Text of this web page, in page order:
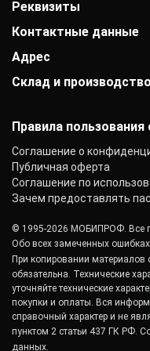
с подвижным верхним
конструкция, где в
радиус изгиба
деформацию. Это один
станков;
четко и быстро
с подвижным нижним
создания изгибов на
металлоконструкции;
со всеми
вид
использовать полный
Принцип
Выставки
Заказчики
Вакансии
Контакты
Оплата
Гарантии
Акции
Статьи
Реквизиты
АО «Райффайзенбанк»
Р/с:
К/с:
ОКПО: 40276717
Контактные данные
+7 (800) 333-41-10
График работы:
Адрес
улица Новаторов, 12/100
Склад и производство
Правила
Соглашение о
Публичная оферта
Соглашение по
Зачем предоставлять
© 1995-2026 МОБИПРОФ. Все
Обо всех замеченных
При копировании материалов
обязательна. Технические
уточняйте технические
покупки и оплаты. Вся
справочный характер и не
пунктом 2 статьи 437 ГК РФ.
данных.